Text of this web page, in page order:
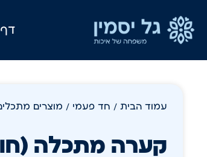
עמוד הבית / חד פעמי / מוצרים